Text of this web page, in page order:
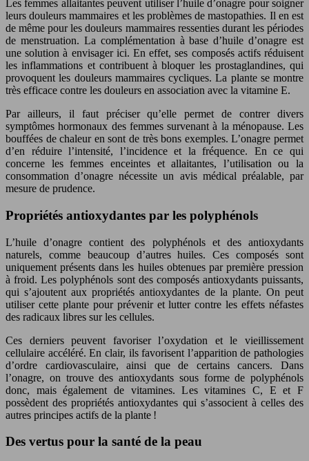
Les femmes allaitantes peuvent utiliser l’huile d’onagre pour soigner
leurs douleurs mammaires et les problèmes de mastopathies. Il en est
de même pour les douleurs mammaires ressenties durant les périodes
de menstruation. La complémentation à base d’huile d’onagre est
une solution à envisager ici. En effet, ses composés actifs réduisent
les inflammations et contribuent à bloquer les prostaglandines, qui
provoquent les douleurs mammaires cycliques. La plante se montre
très efficace contre les douleurs en association avec la vitamine E.
Par ailleurs, il faut préciser qu’elle permet de contrer divers
symptômes hormonaux des femmes survenant à la ménopause. Les
bouffées de chaleur en sont de très bons exemples. L’onagre permet
d’en réduire l’intensité, l’incidence et la fréquence. En ce qui
concerne les femmes enceintes et allaitantes, l’utilisation ou la
consommation d’onagre nécessite un avis médical préalable, par
mesure de prudence.
Propriétés antioxydantes par les polyphénols
L’huile d’onagre contient des polyphénols et des antioxydants
naturels, comme beaucoup d’autres huiles. Ces composés sont
uniquement présents dans les huiles obtenues par première pression
à froid. Les polyphénols sont des composés antioxydants puissants,
qui s’ajoutent aux propriétés antioxydantes de la plante. On peut
utiliser cette plante pour prévenir et lutter contre les effets néfastes
des radicaux libres sur les cellules.
Ces derniers peuvent favoriser l’oxydation et le vieillissement
cellulaire accéléré. En clair, ils favorisent l’apparition de pathologies
d’ordre cardiovasculaire, ainsi que de certains cancers. Dans
l’onagre, on trouve des antioxydants sous forme de polyphénols
donc, mais également de vitamines. Les vitamines C, E et F
possèdent des propriétés antioxydantes qui s’associent à celles des
autres principes actifs de la plante !
Des vertus pour la santé de la peau